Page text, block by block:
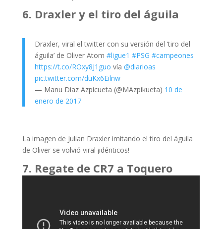
6. Draxler y el tiro del águila
Draxler, viral el twitter con su versión del ‘tiro del
águila’ de Oliver Atom #ligue1 #PSG #campeones
https://t.co/ROxy8J1guo vía @diarioas
pic.twitter.com/duKx6Eilnw
— Manu Díaz Azpicueta (@MAzpikueta) 10 de
enero de 2017
La imagen de Julian Draxler imitando el tiro del águila
de Oliver se volvió viral ¡idénticos!
7. Regate de CR7 a Toquero